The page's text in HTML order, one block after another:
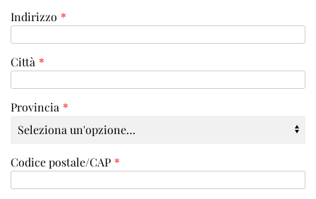
Indirizzo *
Città *
Provincia *
Codice postale/CAP *